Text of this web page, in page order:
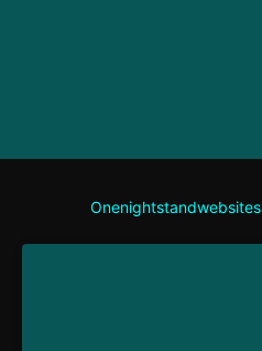
Onenightstandwebsites